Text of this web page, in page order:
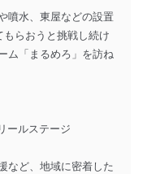
噴水、東屋などの設置
らおうと挑戦し続け
ム「まるめろ」を訪ね
ールステージ
など、地域に密着した